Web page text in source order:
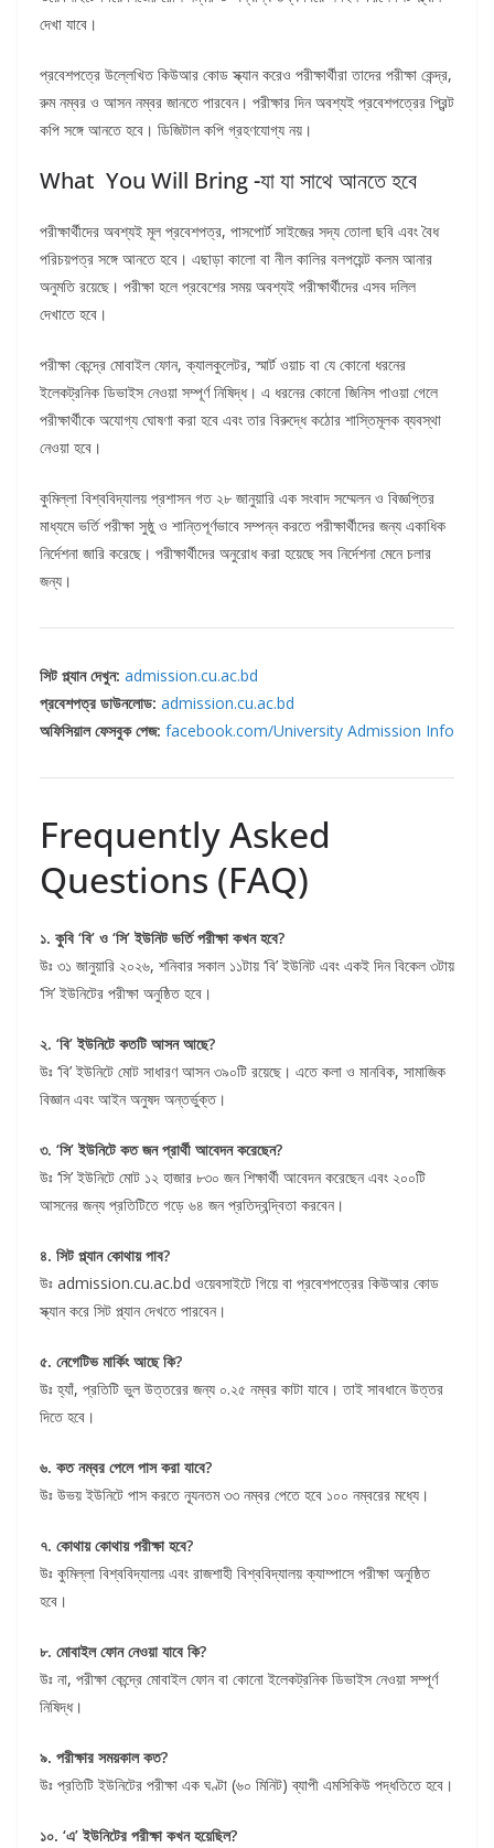
দেখা যাবে।
প্রবেশপত্রে উল্লেখিত কিউআর কোড স্ক্যান করেও পরীক্ষার্থীরা তাদের পরীক্ষা কেন্দ্র,
রুম নম্বর ও আসন নম্বর জানতে পারবেন। পরীক্ষার দিন অবশ্যই প্রবেশপত্রের প্রিন্ট
কপি সঙ্গে আনতে হবে। ডিজিটাল কপি গ্রহণযোগ্য নয়।
What You Will Bring -যা যা সাথে আনতে হবে
পরীক্ষার্থীদের অবশ্যই মূল প্রবেশপত্র, পাসপোর্ট সাইজের সদ্য তোলা ছবি এবং বৈধ
পরিচয়পত্র সঙ্গে আনতে হবে। এছাড়া কালো বা নীল কালির বলপয়েন্ট কলম আনার
অনুমতি রয়েছে। পরীক্ষা হলে প্রবেশের সময় অবশ্যই পরীক্ষার্থীদের এসব দলিল
দেখাতে হবে।
পরীক্ষা কেন্দ্রে মোবাইল ফোন, ক্যালকুলেটর, স্মার্ট ওয়াচ বা যে কোনো ধরনের
ইলেকট্রনিক ডিভাইস নেওয়া সম্পূর্ণ নিষিদ্ধ। এ ধরনের কোনো জিনিস পাওয়া গেলে
পরীক্ষার্থীকে অযোগ্য ঘোষণা করা হবে এবং তার বিরুদ্ধে কঠোর শাস্তিমূলক ব্যবস্থা
নেওয়া হবে।
কুমিল্লা বিশ্ববিদ্যালয় প্রশাসন গত ২৮ জানুয়ারি এক সংবাদ সম্মেলন ও বিজ্ঞপ্তির
মাধ্যমে ভর্তি পরীক্ষা সুষ্ঠু ও শান্তিপূর্ণভাবে সম্পন্ন করতে পরীক্ষার্থীদের জন্য একাধিক
নির্দেশনা জারি করেছে। পরীক্ষার্থীদের অনুরোধ করা হয়েছে সব নির্দেশনা মেনে চলার
জন্য।
সিট প্ল্যান দেখুন: admission.cu.ac.bd
প্রবেশপত্র ডাউনলোড: admission.cu.ac.bd
অফিসিয়াল ফেসবুক পেজ: facebook.com/University Admission Info
Frequently Asked
Questions (FAQ)
১. কুবি ‘বি’ ও ‘সি’ ইউনিট ভর্তি পরীক্ষা কখন হবে?
উঃ ৩১ জানুয়ারি ২০২৬, শনিবার সকাল ১১টায় ‘বি’ ইউনিট এবং একই দিন বিকেল ৩টায়
‘সি’ ইউনিটের পরীক্ষা অনুষ্ঠিত হবে।
২. ‘বি’ ইউনিটে কতটি আসন আছে?
উঃ ‘বি’ ইউনিটে মোট সাধারণ আসন ৩৯০টি রয়েছে। এতে কলা ও মানবিক, সামাজিক
বিজ্ঞান এবং আইন অনুষদ অন্তর্ভুক্ত।
৩. ‘সি’ ইউনিটে কত জন প্রার্থী আবেদন করেছেন?
উঃ ‘সি’ ইউনিটে মোট ১২ হাজার ৮৩০ জন শিক্ষার্থী আবেদন করেছেন এবং ২০০টি
আসনের জন্য প্রতিটিতে গড়ে ৬৪ জন প্রতিদ্বন্দ্বিতা করবেন।
৪. সিট প্ল্যান কোথায় পাব?
উঃ admission.cu.ac.bd ওয়েবসাইটে গিয়ে বা প্রবেশপত্রের কিউআর কোড
স্ক্যান করে সিট প্ল্যান দেখতে পারবেন।
৫. নেগেটিভ মার্কিং আছে কি?
উঃ হ্যাঁ, প্রতিটি ভুল উত্তরের জন্য ০.২৫ নম্বর কাটা যাবে। তাই সাবধানে উত্তর
দিতে হবে।
৬. কত নম্বর পেলে পাস করা যাবে?
উঃ উভয় ইউনিটে পাস করতে ন্যূনতম ৩৩ নম্বর পেতে হবে ১০০ নম্বরের মধ্যে।
৭. কোথায় কোথায় পরীক্ষা হবে?
উঃ কুমিল্লা বিশ্ববিদ্যালয় এবং রাজশাহী বিশ্ববিদ্যালয় ক্যাম্পাসে পরীক্ষা অনুষ্ঠিত
হবে।
৮. মোবাইল ফোন নেওয়া যাবে কি?
উঃ না, পরীক্ষা কেন্দ্রে মোবাইল ফোন বা কোনো ইলেকট্রনিক ডিভাইস নেওয়া সম্পূর্ণ
নিষিদ্ধ।
৯. পরীক্ষার সময়কাল কত?
উঃ প্রতিটি ইউনিটের পরীক্ষা এক ঘণ্টা (৬০ মিনিট) ব্যাপী এমসিকিউ পদ্ধতিতে হবে।
১০. ‘এ’ ইউনিটের পরীক্ষা কখন হয়েছিল?